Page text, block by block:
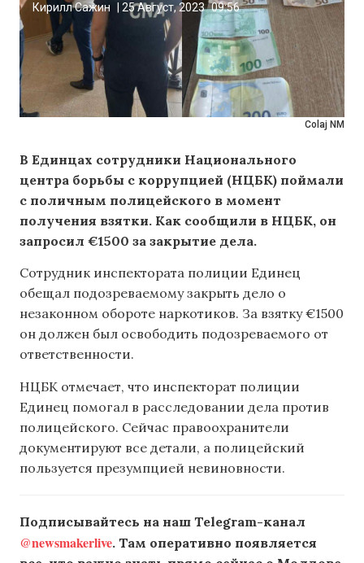
Colaj NM
Кирилл Сажин 25 Август, 2023 09:56
В Единцах сотрудники Национального
центра борьбы с коррупцией (НЦБК) поймали
с поличным полицейского в момент
получения взятки. Как сообщили в НЦБК, он
запросил €1500 за закрытие дела.
Сотрудник инспектората полиции Единец
обещал подозреваемому закрыть дело о
незаконном обороте наркотиков. За взятку €1500
он должен был освободить подозреваемого от
ответственности.
НЦБК отмечает, что инспекторат полиции
Единец помогал в расследовании дела против
полицейского. Сейчас правоохранители
документируют все детали, а полицейский
пользуется презумпцией невиновности.
Подписывайтесь на наш Telegram-канал
@newsmakerlive. Там оперативно появляется